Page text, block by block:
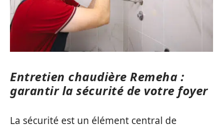
Entretien chaudière Remeha :
garantir la sécurité de votre foyer
La sécurité est un élément central de